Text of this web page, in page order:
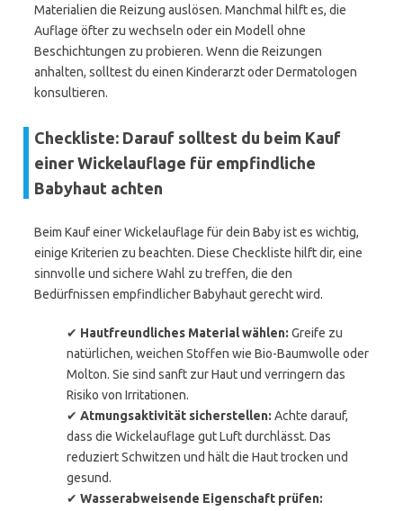
Materialien die Reizung auslösen. Manchmal hilft es, die
Auflage öfter zu wechseln oder ein Modell ohne
Beschichtungen zu probieren. Wenn die Reizungen
anhalten, solltest du einen Kinderarzt oder Dermatologen
konsultieren.
Checkliste: Darauf solltest du beim Kauf
einer Wickelauflage für empfindliche
Babyhaut achten
Beim Kauf einer Wickelauflage für dein Baby ist es wichtig,
einige Kriterien zu beachten. Diese Checkliste hilft dir, eine
sinnvolle und sichere Wahl zu treffen, die den
Bedürfnissen empfindlicher Babyhaut gerecht wird.
✔ Hautfreundliches Material wählen: Greife zu
natürlichen, weichen Stoffen wie Bio-Baumwolle oder
Molton. Sie sind sanft zur Haut und verringern das
Risiko von Irritationen.
✔ Atmungsaktivität sicherstellen: Achte darauf,
dass die Wickelauflage gut Luft durchlässt. Das
reduziert Schwitzen und hält die Haut trocken und
gesund.
✔ Wasserabweisende Eigenschaft prüfen: